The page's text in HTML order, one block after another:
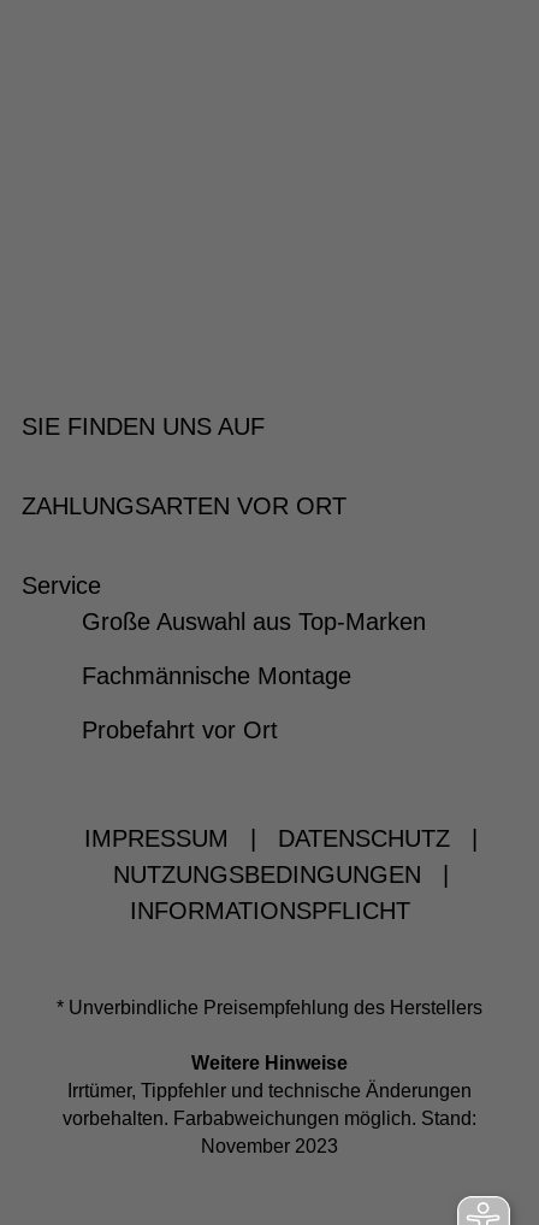
SIE FINDEN UNS AUF
ZAHLUNGSARTEN VOR ORT
Service
Große Auswahl aus Top-Marken
Fachmännische Montage
Probefahrt vor Ort
IMPRESSUM DATENSCHUTZ
NUTZUNGSBEDINGUNGEN
INFORMATIONSPFLICHT
* Unverbindliche Preisempfehlung des Herstellers
Weitere Hinweise
Irrtümer, Tippfehler und technische Änderungen
vorbehalten. Farbabweichungen möglich. Stand:
November 2023